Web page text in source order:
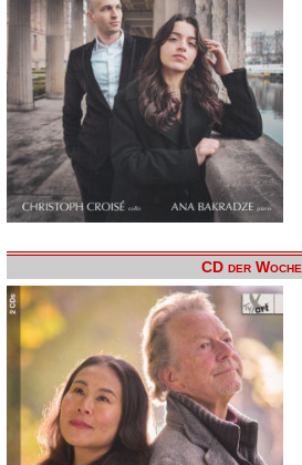
CD der Woche